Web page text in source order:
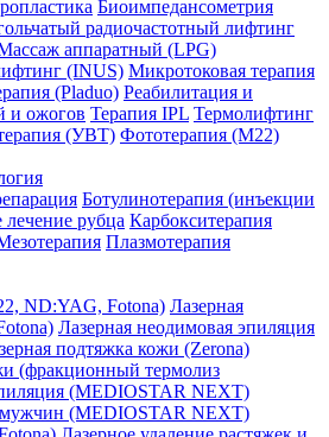
Биоимпедансометрия
радиочастотный лифтинг
аппаратный (LPG)
(INUS) Микротоковая терапия
(Pladuo) Реабилитация и
и ожогов Терапия IPL Термолифтинг
(УВТ) Фототерапия (М22)
Ботулинотерапия (инъекции
рубца Карбокситерапия
Плазмотерапия
ND:YAG, Fotona) Лазерная
Лазерная неодимовая эпиляция
подтяжка кожи (Zerona)
(фракционный термолиз
(MEDIOSTAR NEXT)
мужчин (MEDIOSTAR NEXT)